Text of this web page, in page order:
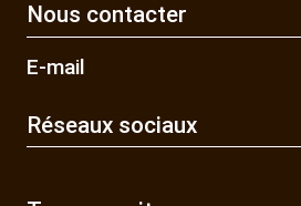
Nous contacter
E-mail
Réseaux sociaux